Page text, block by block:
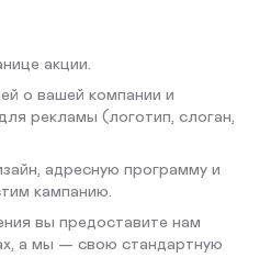
акции.
о вашей компании и
рекламы (логотип, слоган,
адресную программу и
кампанию.
вы предоставите нам
а мы — свою стандартную